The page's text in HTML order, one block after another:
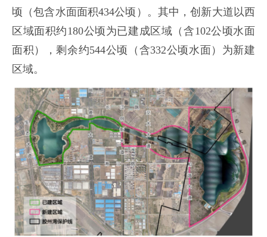
顷（包含水面面积434公顷）。其中，创新大道以西
区域面积约180公顷为已建成区域（含102公顷水面
面积），剩余约544公顷（含332公顷水面）为新建
区域。